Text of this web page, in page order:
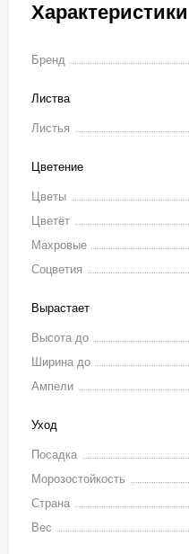
Характеристики
Бренд
Листва
Листья
Цветение
Цветы
Цветёт
Махровые
Соцветия
Вырастает
Высота до
Ширина до
Ампели
Уход
Посадка
Морозостойкость
Страна
Вес